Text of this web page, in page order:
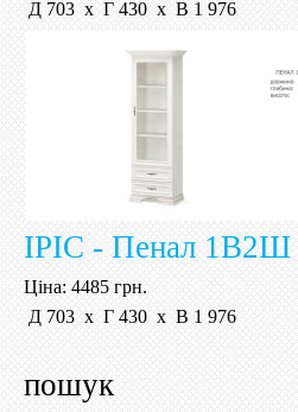
Д 703 х Г 430 х В 1 976
ІРІС - Пенал 1В2Ш
Ціна:4485 грн.
Д 703 х Г 430 х В 1 976
пошук